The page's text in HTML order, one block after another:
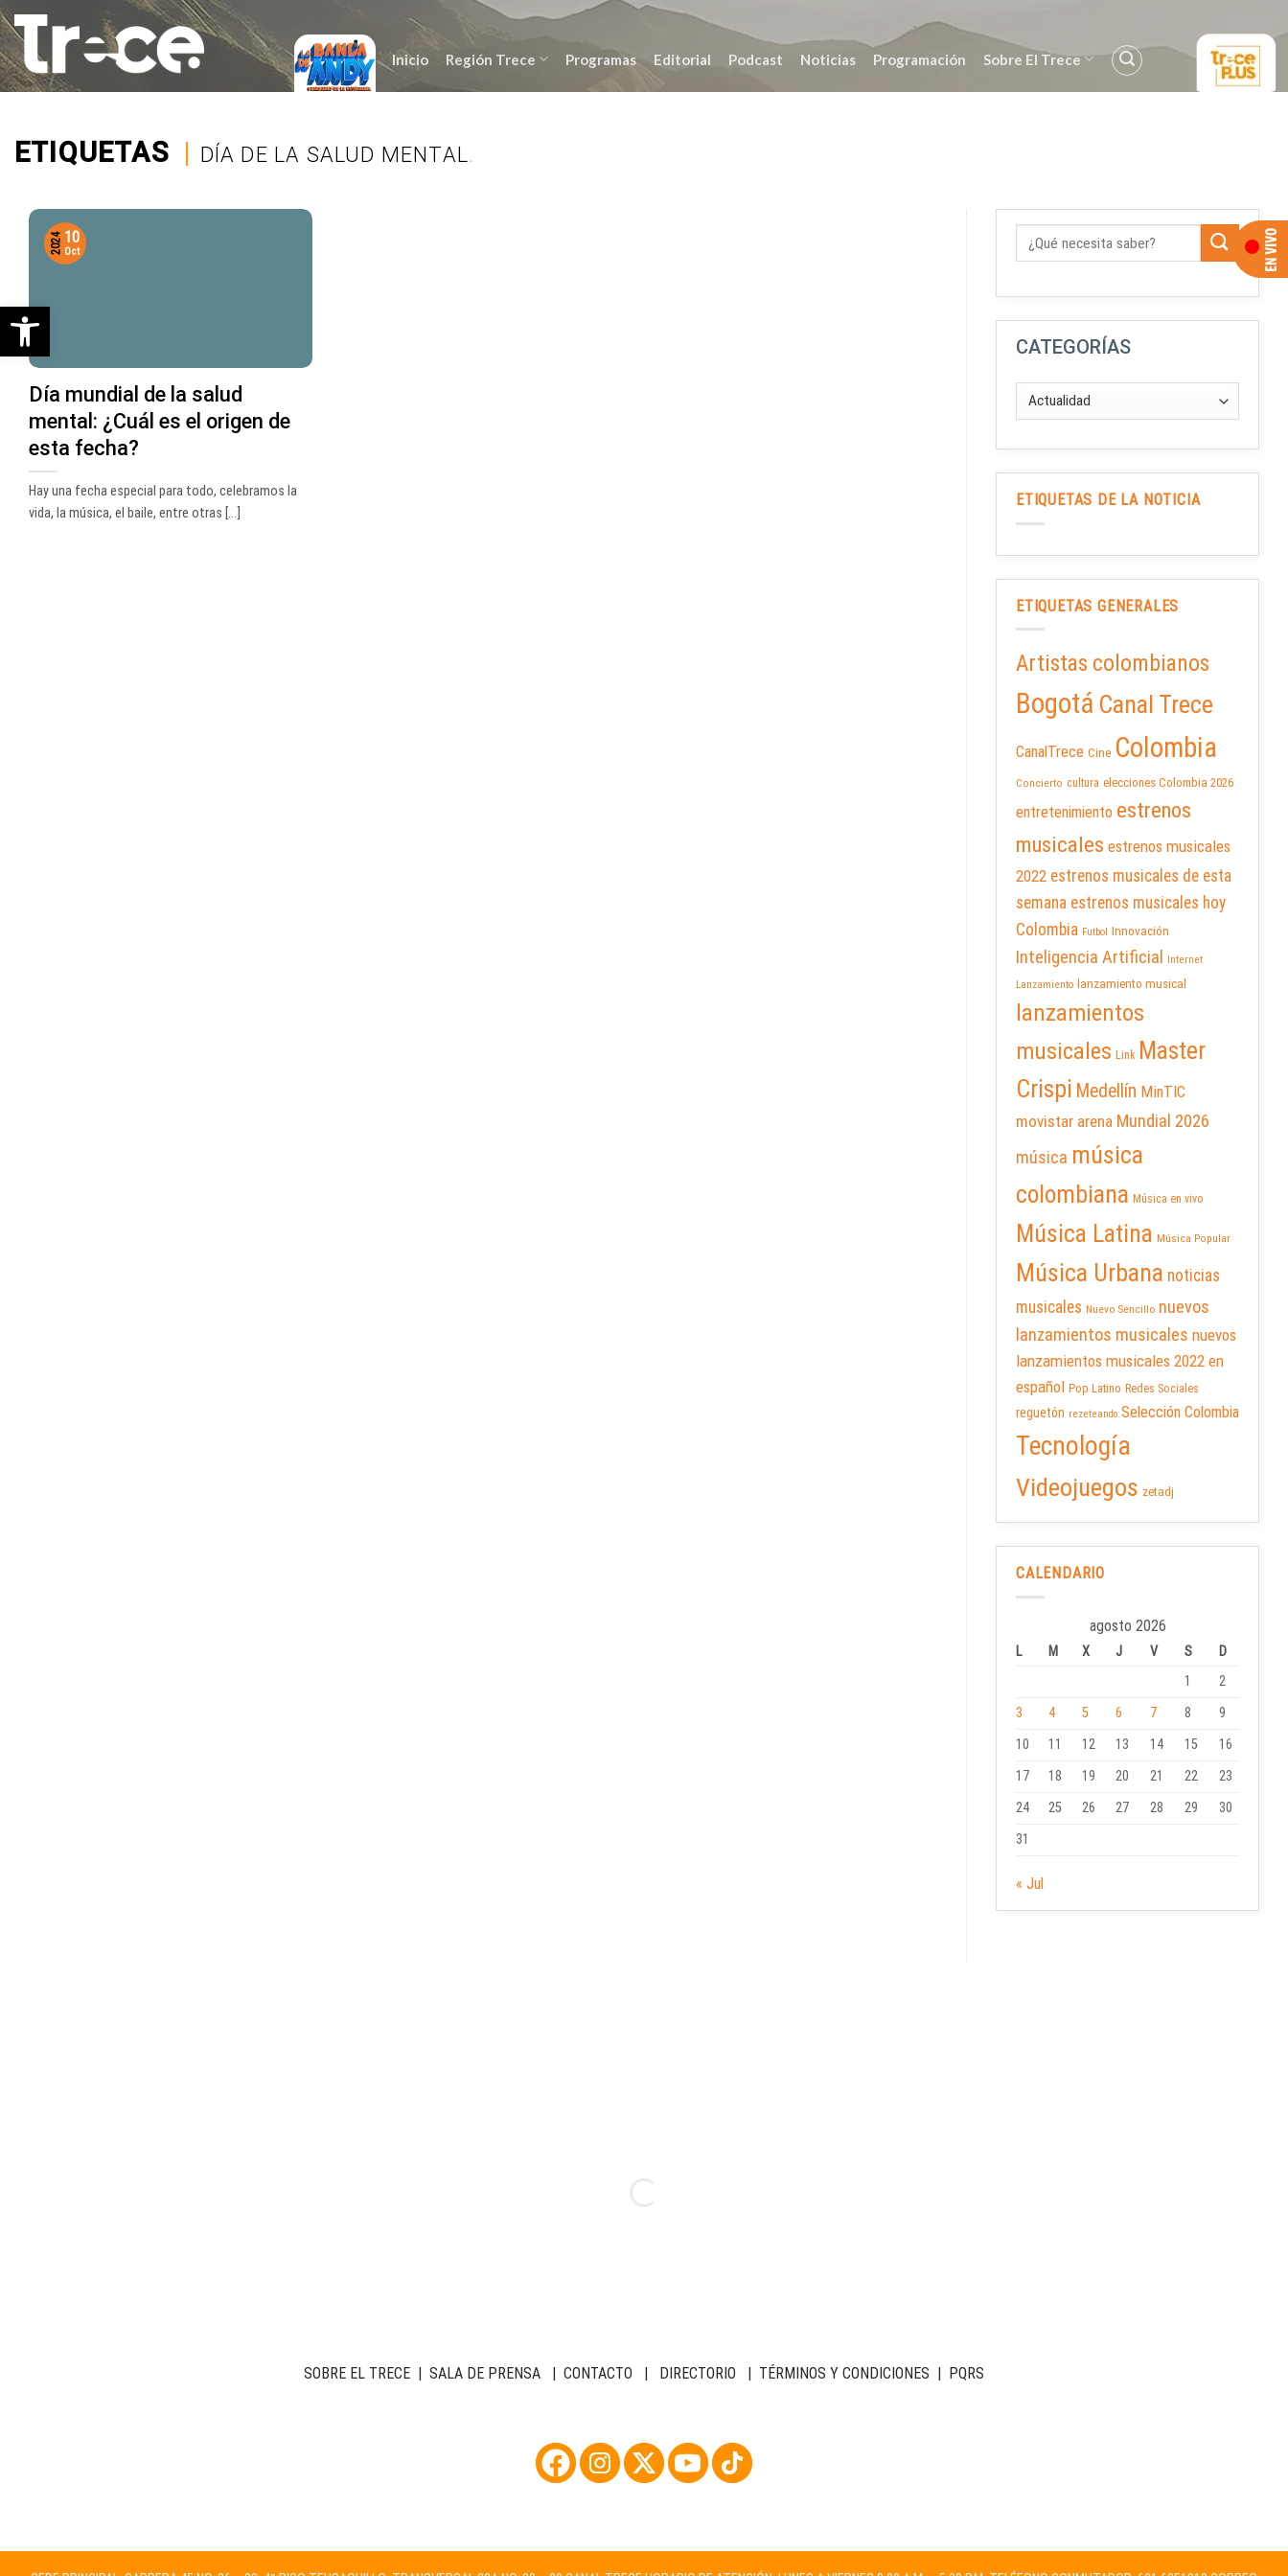
Saltar
al
contenido
Inicio Región Trece Programas Editorial Podcast Noticias Programación Sobre El Trece
ETIQUETAS | DÍA DE LA SALUD MENTAL.
Día mundial de la salud
mental: ¿Cuál es el origen de
esta fecha?
Hay una fecha especial para todo, celebramos la
vida, la música, el baile, entre otras [...]
10
Oct
2024
CATEGORÍAS
ETIQUETAS DE LA NOTICIA
ETIQUETAS GENERALES
Artistas colombianos
Bogotá Canal Trece
CanalTrece Cine Colombia
Concierto cultura elecciones Colombia 2026
entretenimiento estrenos
musicales estrenos musicales
2022 estrenos musicales de esta
semana estrenos musicales hoy
Colombia Futbol Innovación
Inteligencia Artificial
Internet
Lanzamiento
lanzamiento musical
lanzamientos
musicales Link Master
Crispi Medellín MinTIC
movistar arena Mundial 2026
música música
colombiana Música en vivo
Música Latina Música Popular
Música Urbana noticias
musicales Nuevo Sencillo nuevos
lanzamientos musicales nuevos
lanzamientos musicales 2022 en
español Pop Latino Redes Sociales
reguetón rezeteando Selección Colombia
Tecnología
Videojuegos zetadj
CALENDARIO
agosto 2026
L M X J V S
D
1
2
3
4 5 6 7 8
9
10
11 12 13 14 15
16
17
18 19 20 21 22
23
24
25 26 27 28 29
30
31
« Jul
SOBRE EL TRECE | SALA DE PRENSA | CONTACTO | DIRECTORIO | TÉRMINOS Y CONDICIONES | PQRS
Abrir barra de herramientas